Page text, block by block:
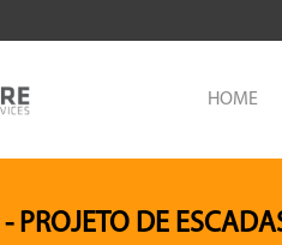
HOME
- PROJETO DE